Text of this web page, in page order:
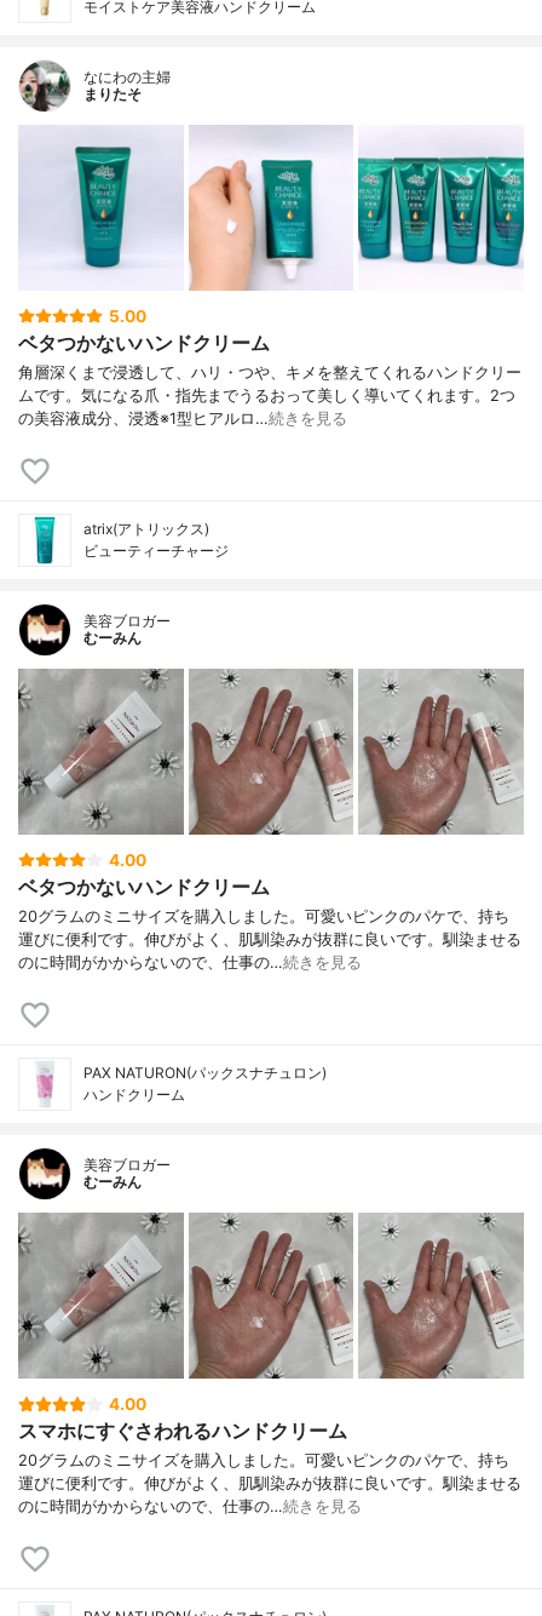
モイストケア美容液ハンドクリーム
なにわの主婦
まりたそ
5.00
ベタつかないハンドクリーム
角層深くまで浸透して、ハリ・つや、キメを整えてくれるハンドクリー
ムです。気になる爪・指先までうるおって美しく導いてくれます。2つ
の美容液成分、浸透※1型ヒアルロ…続きを見る
atrix(アトリックス)
ビューティーチャージ
美容ブロガー
むーみん
4.00
ベタつかないハンドクリーム
20グラムのミニサイズを購入しました。可愛いピンクのパケで、持ち
運びに便利です。伸びがよく、肌馴染みが抜群に良いです。馴染ませる
のに時間がかからないので、仕事の…続きを見る
PAX NATURON(パックスナチュロン)
ハンドクリーム
美容ブロガー
むーみん
4.00
スマホにすぐさわれるハンドクリーム
20グラムのミニサイズを購入しました。可愛いピンクのパケで、持ち
運びに便利です。伸びがよく、肌馴染みが抜群に良いです。馴染ませる
のに時間がかからないので、仕事の…続きを見る